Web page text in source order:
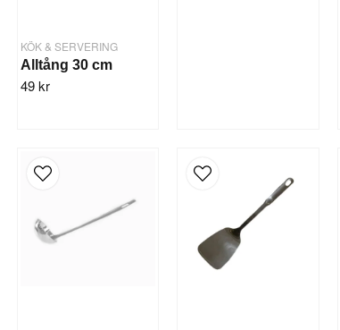
KÖK & SERVERING
Alltång 30 cm
49 kr